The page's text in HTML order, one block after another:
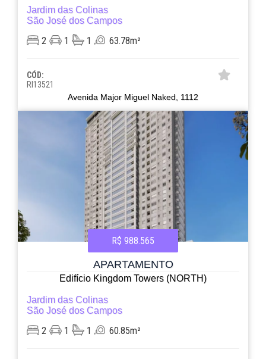
Jardim das Colinas
São José dos Campos
2 1 1 63.78m²
CÓD:
RI13521
Avenida Major Miguel Naked, 1112
R$ 988.565
APARTAMENTO
Edifício Kingdom Towers (NORTH)
Jardim das Colinas
São José dos Campos
2 1 1 60.85m²